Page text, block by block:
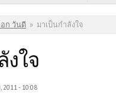
ก วันดี » มาเป็นกำลังใจ
ใจ
- 10:08